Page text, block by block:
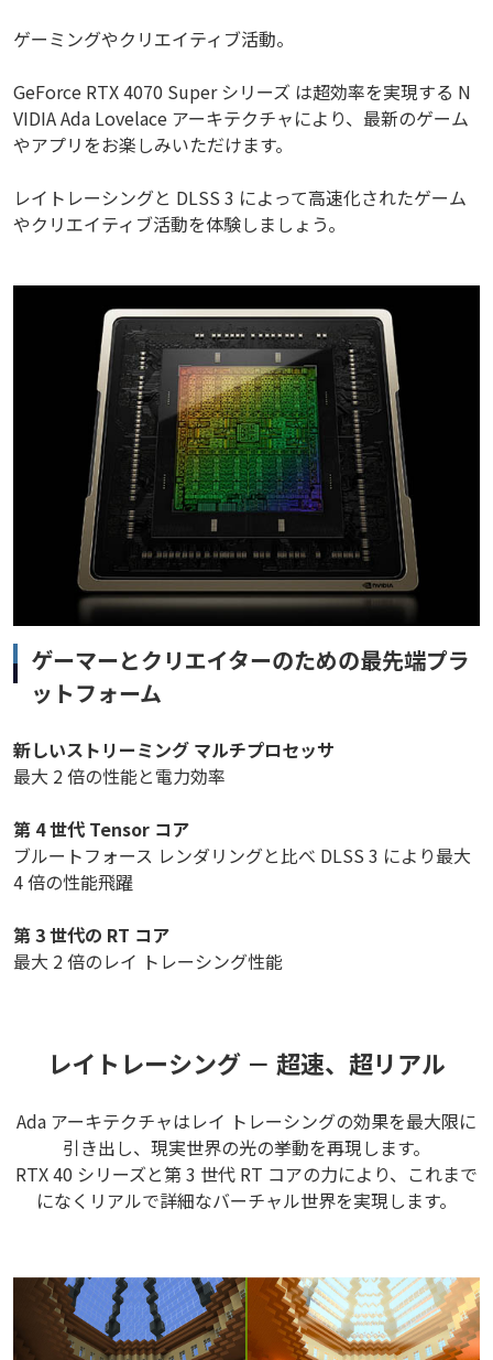
ゲーミングやクリエイティブ活動。
GeForce RTX 4070 Super シリーズ は超効率を実現する N
VIDIA Ada Lovelace アーキテクチャにより、最新のゲーム
やアプリをお楽しみいただけます。
レイトレーシングと DLSS 3 によって高速化されたゲーム
やクリエイティブ活動を体験しましょう。
ゲーマーとクリエイターのための最先端プラ
ットフォーム
新しいストリーミング マルチプロセッサ
最大 2 倍の性能と電力効率
第 4 世代 Tensor コア
ブルートフォース レンダリングと比べ DLSS 3 により最大
4 倍の性能飛躍
第 3 世代の RT コア
最大 2 倍のレイ トレーシング性能
レイトレーシング － 超速、超リアル
Ada アーキテクチャはレイ トレーシングの効果を最大限に
引き出し、現実世界の光の挙動を再現します。
RTX 40 シリーズと第 3 世代 RT コアの力により、これまで
になくリアルで詳細なバーチャル世界を実現します。